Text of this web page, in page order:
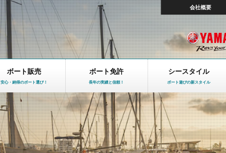
会社概要
ボート販売
安心・納得のボート選び！
ボート免許
長年の実績と信頼！
シースタイル
ボート遊びの新スタイル